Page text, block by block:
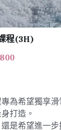
程(3H)
為希望獨享
打造。
是希望進一